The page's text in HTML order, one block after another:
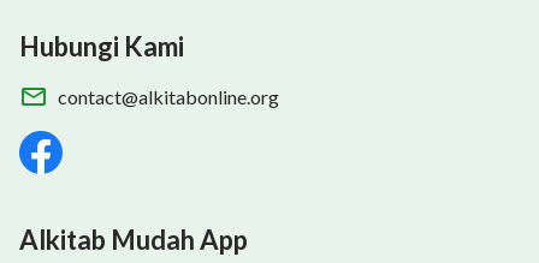
Hubungi Kami
contact@alkitabonline.org
Alkitab Mudah App